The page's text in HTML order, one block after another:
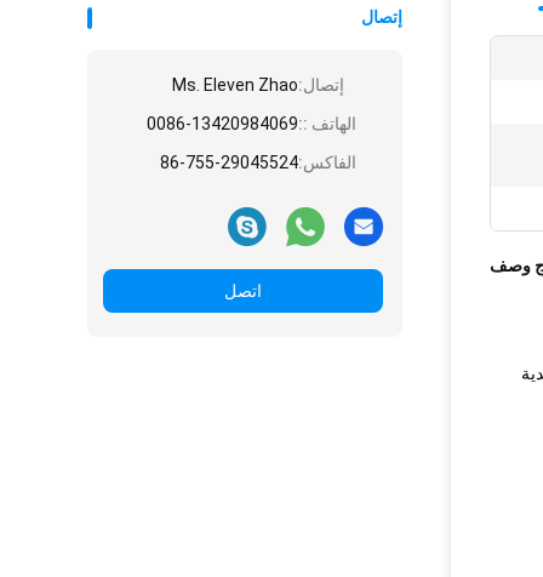
إتصال
إتصال:Ms. Eleven Zhao
الهاتف ::0086-13420984069
الفاكس:86-755-29045524
اتصل
وصف